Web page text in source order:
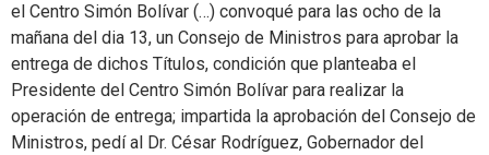
el Centro Simón Bolívar (…) convoqué para las ocho de la
mañana del dia 13, un Consejo de Ministros para aprobar la
entrega de dichos Títulos, condición que planteaba el
Presidente del Centro Simón Bolívar para realizar la
operación de entrega; impartida la aprobación del Consejo de
Ministros, pedí al Dr. César Rodríguez, Gobernador del